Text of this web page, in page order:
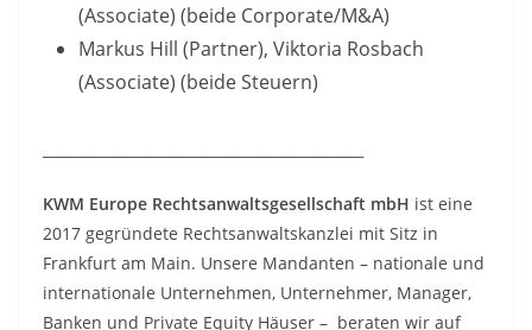
(Associate) (beide Corporate/M&A)
Markus Hill (Partner), Viktoria Rosbach
(Associate) (beide Steuern)
KWM Europe Rechtsanwaltsgesellschaft mbH ist eine
2017 gegründete Rechtsanwaltskanzlei mit Sitz in
Frankfurt am Main. Unsere Mandanten – nationale und
internationale Unternehmen, Unternehmer, Manager,
Banken und Private Equity Häuser – beraten wir auf